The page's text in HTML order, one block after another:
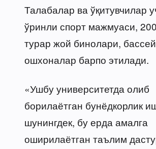
Талабалар ва ўқитувчилар
ўринли спорт мажмуаси,
турар жой бинолари,
ошхоналар барпо этилади.
«Ушбу университетда олиб
борилаётган бунёдкорлик
шунингдек, бу ерда амалга
оширилаётган таълим